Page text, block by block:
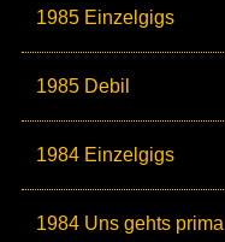
1985 Einzelgigs
1985 Debil
1984 Einzelgigs
1984 Uns gehts prima